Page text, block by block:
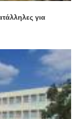
για